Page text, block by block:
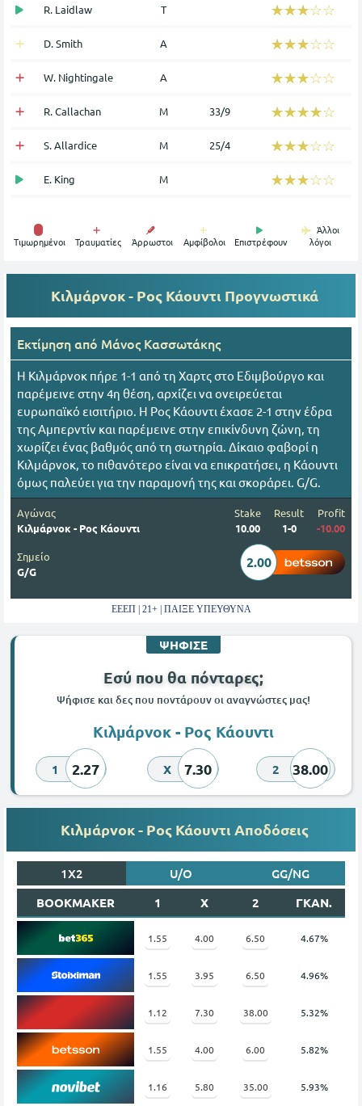
R. Laidlaw Τ ☆☆☆☆☆
★★★★★
D. Smith Α ☆☆☆☆☆
★★★★★
W. Nightingale Α ☆☆☆☆☆
★★★★★
R. Callachan Μ 33/9 ☆☆☆☆☆
★★★★★
S. Allardice Μ 25/4 ☆☆☆☆☆
★★★★★
E. King Μ ☆☆☆☆☆
★★★★★
Tιμωρημένοι Τραυματίες Άρρωστοι Αμφίβολοι Επιστρέφουν
Άλλοι
λόγοι
Κιλμάρνοκ - Ρος Κάουντι Προγνωστικά
Εκτίμηση από Mάνος Κασσωτάκης
Η Κιλμάρνοκ πήρε 1-1 από τη Χαρτς στο Εδιμβούργο και
παρέμεινε στην 4η θέση, αρχίζει να ονειρεύεται
ευρωπαϊκό εισιτήριο. Η Ρος Κάουντι έχασε 2-1 στην έδρα
της Αμπερντίν και παρέμεινε στην επικίνδυνη ζώνη, τη
χωρίζει ένας βαθμός από τη σωτηρία. Δίκαιο φαβορί η
Κιλμάρνοκ, το πιθανότερο είναι να επικρατήσει, η Κάουντι
όμως παλεύει για την παραμονή της και σκοράρει. G/G.
Αγώνας
Κιλμάρνοκ - Ρος Κάουντι
Stake
10.00
Result
1-0
Profit
-10.00
Σημείο
G/G
2.00
ΕΕΕΠ | 21+ | ΠΑΙΞΕ ΥΠΕΥΘΥΝΑ
ΨΗΦΙΣΕ
Εσύ που θα πόνταρες;
Ψήφισε και δες που ποντάρουν οι αναγνώστες μας!
Κιλμάρνοκ - Ρος Κάουντι
1 2.27 X 7.30 2 38.00
Κιλμάρνοκ - Ρος Κάουντι Αποδόσεις
1X2 U/O
GG/NG
BOOKMAKER
1 X 2 ΓΚΑΝ.
1.55 4.00 6.50 4.67%
1.55 3.95 6.50 4.96%
1.12 7.30 38.00 5.32%
1.55 4.00 6.00 5.82%
1.16 5.80 35.00 5.93%